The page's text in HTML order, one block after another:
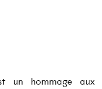
un hommage aux